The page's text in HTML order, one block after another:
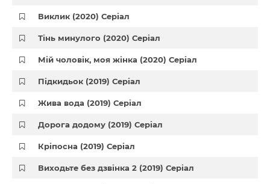
Виклик (2020) Серіал
Тінь минулого (2020) Серіал
Мій чоловік, моя жінка (2020) Серіал
Підкидьок (2019) Серіал
Жива вода (2019) Серіал
Дорога додому (2019) Серіал
Кріпосна (2019) Серіал
Виходьте без дзвінка 2 (2019) Серіал